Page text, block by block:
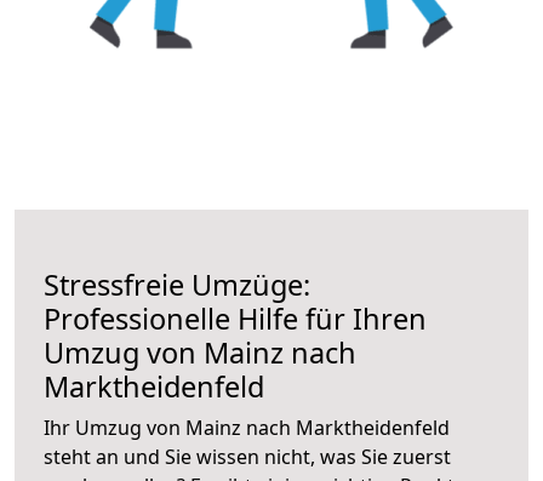
Stressfreie Umzüge:
Professionelle Hilfe für Ihren
Umzug von Mainz nach
Marktheidenfeld
Ihr Umzug von Mainz nach Marktheidenfeld
steht an und Sie wissen nicht, was Sie zuerst